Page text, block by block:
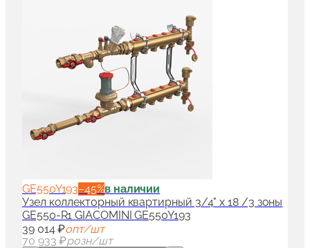
GE550Y193−45%в наличии
Узел коллекторный квартирный 3/4" x 18 /3 зоны
GE550-R1 GIACOMINI GE550Y193
39 014 ₽опт/шт
70 933 ₽розн/шт